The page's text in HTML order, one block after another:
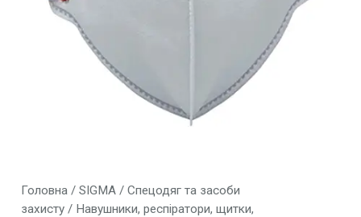
Головна/ SIGMA/ Спецодяг та засоби
захисту/ Навушники, респіратори, щитки,